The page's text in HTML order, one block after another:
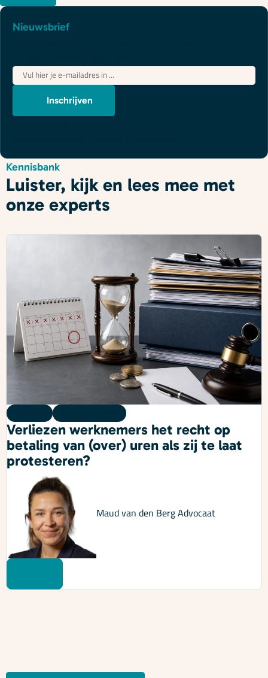
Nieuwsbrief
E-
mailadres*
Inschrijven
Kennisbank
Luister, kijk en lees mee met
onze experts
Verliezen werknemers het recht op
betaling van (over) uren als zij te laat
protesteren?
Maud van den BergAdvocaat